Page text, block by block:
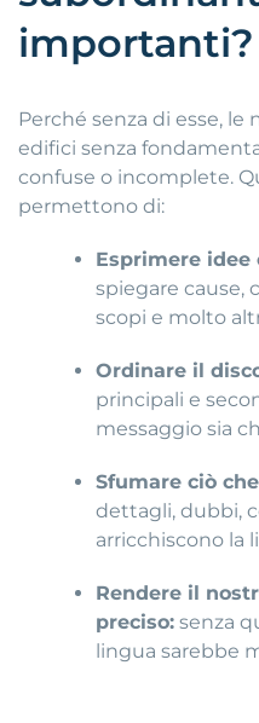
importanti?
Perché senza di esse, le
edifici senza
confuse o incomplete.
permettono di:
Esprimere idee
spiegare cause,
scopi e molto
Ordinare il
principali e
messaggio sia
Sfumare ciò
dettagli, dubbi,
arricchiscono la
Rendere il
preciso: senza
lingua sarebbe